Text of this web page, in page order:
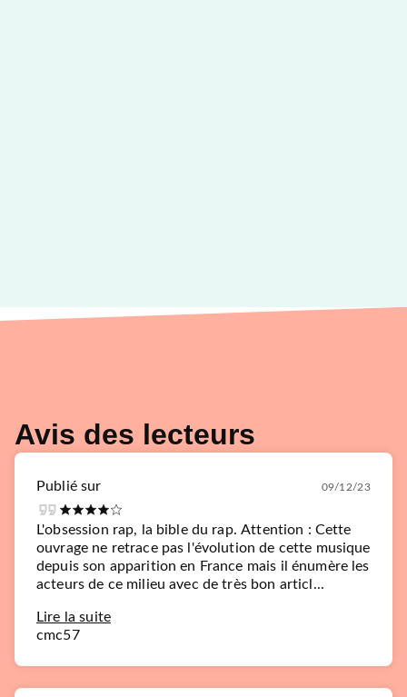
Avis des lecteurs
Publié sur 09/12/23
L'obsession rap, la bible du rap. Attention : Cette
ouvrage ne retrace pas l'évolution de cette musique
depuis son apparition en France mais il énumère les
acteurs de ce milieu avec de très bon articl...
Lire la suite
cmc57